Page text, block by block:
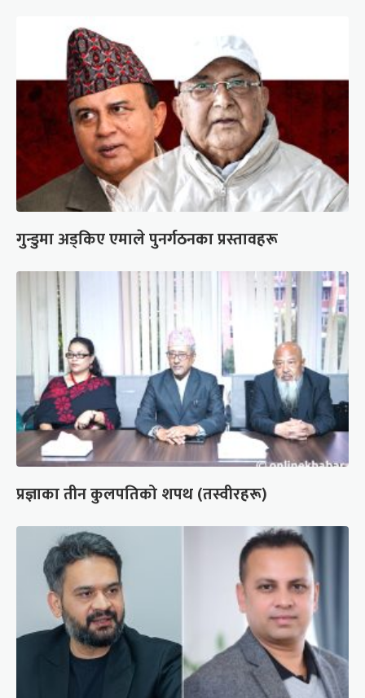
गुन्डुमा अड्किए एमाले पुनर्गठनका प्रस्तावहरू
प्रज्ञाका तीन कुलपतिको शपथ (तस्वीरहरू)